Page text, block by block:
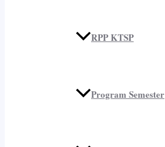
RPP KTSP
Program Semester